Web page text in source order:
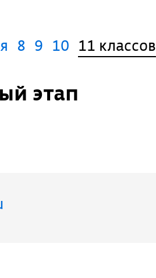
8 9 10 11 классов
этап